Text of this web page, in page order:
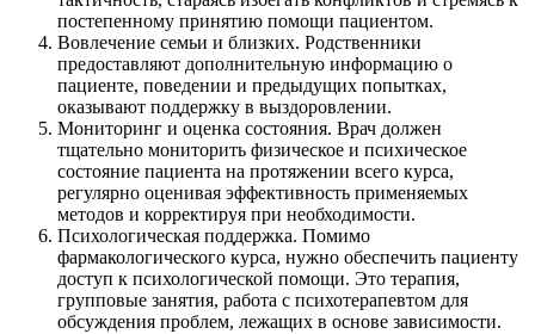
постепенному принятию помощи пациентом.
Вовлечение семьи и близких. Родственники
предоставляют дополнительную информацию о
пациенте, поведении и предыдущих попытках,
оказывают поддержку в выздоровлении.
Мониторинг и оценка состояния. Врач должен
тщательно мониторить физическое и психическое
состояние пациента на протяжении всего курса,
регулярно оценивая эффективность применяемых
методов и корректируя при необходимости.
Психологическая поддержка. Помимо
фармакологического курса, нужно обеспечить пациенту
доступ к психологической помощи. Это терапия,
групповые занятия, работа с психотерапевтом для
обсуждения проблем, лежащих в основе зависимости.